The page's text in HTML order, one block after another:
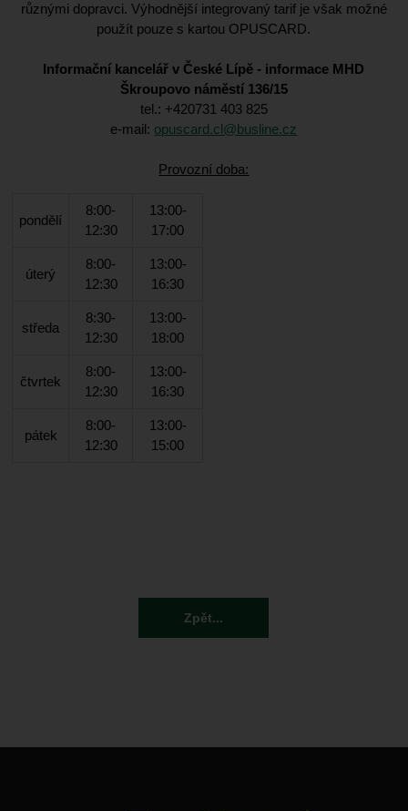
různými dopravci. Výhodnější integrovaný tarif je však možné
použít pouze s kartou OPUSCARD.
Informační kancelář v České Lípě - informace MHD
Škroupovo náměstí 136/15
tel.: +420731 403 825
e-mail: opuscard.cl@busline.cz
Provozní doba:
pondělí
8:00-
12:30
13:00-
17:00
úterý
8:00-
12:30
13:00-
16:30
středa
8:30-
12:30
13:00-
18:00
čtvrtek
8:00-
12:30
13:00-
16:30
pátek
8:00-
12:30
13:00-
15:00
Zpět...